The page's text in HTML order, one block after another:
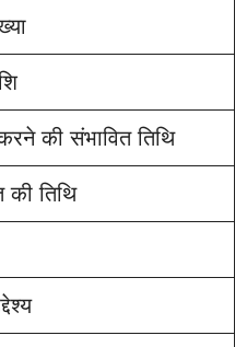
की संभावित तिथि
की तिथि